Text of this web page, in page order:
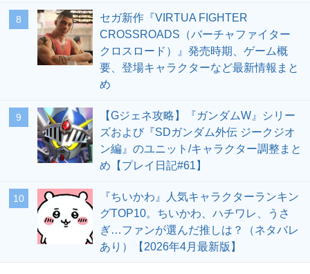
8
セガ新作『VIRTUA FIGHTER
CROSSROADS（バーチャファイター
クロスロード）』発売時期、ゲーム概
要、登場キャラクターなど最新情報まと
め
9
【Gジェネ攻略】『ガンダムW』シリー
ズおよび『SDガンダム外伝 ジークジオ
ン編』のユニット/キャラクター調整まと
め【プレイ日記#61】
10
『ちいかわ』人気キャラクターランキン
グTOP10。ちいかわ、ハチワレ、うさ
ぎ…ファンが選んだ推しは？（ネタバレ
あり）【2026年4月最新版】